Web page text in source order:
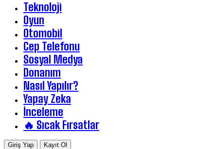
Teknoloji
Oyun
Otomobil
Cep Telefonu
Sosyal Medya
Donanım
Nasıl Yapılır?
Yapay Zeka
İnceleme
🔥 Sıcak Fırsatlar
Giriş Yap Kayıt Ol